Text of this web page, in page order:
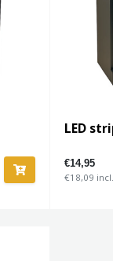
LED
€14,95
€18,09